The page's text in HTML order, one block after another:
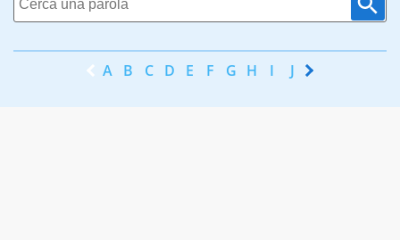
A B C D E F G H I J K